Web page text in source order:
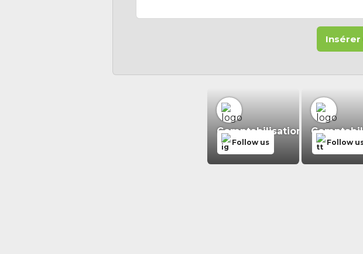
Insérer
Comptabilisation.fr
Follow us Follow